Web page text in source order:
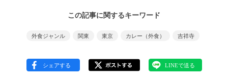
この記事に関するキーワード
外食ジャンル 関東 東京 カレー（外食） 吉祥寺